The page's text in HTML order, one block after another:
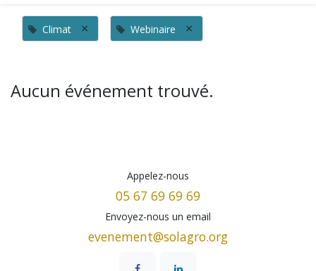
Climat × Webinaire ×
Aucun événement trouvé.
Appelez-nous
05 67 69 69 69
Envoyez-nous un email
evenement@solagro.org